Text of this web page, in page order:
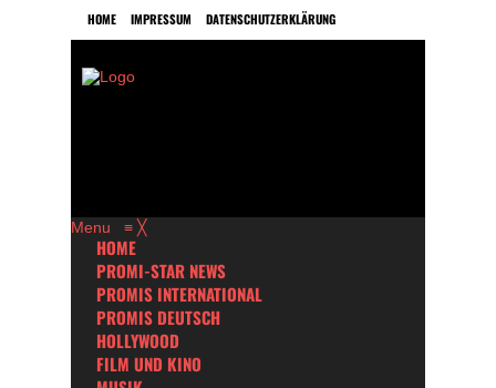
HOME IMPRESSUM DATENSCHUTZERKLÄRUNG
Menu ≡ ╳
HOME
PROMI-STAR NEWS
PROMIS INTERNATIONAL
PROMIS DEUTSCH
HOLLYWOOD
FILM UND KINO